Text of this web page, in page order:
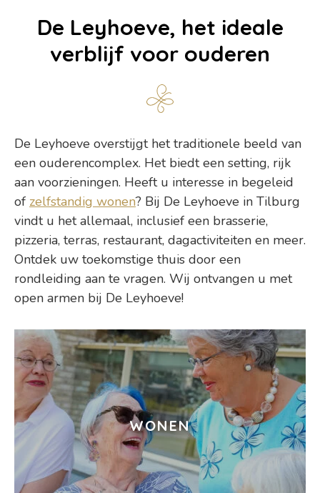
De Leyhoeve, het ideale
verblijf voor ouderen
De Leyhoeve overstijgt het traditionele beeld van
een ouderencomplex. Het biedt een setting, rijk
aan voorzieningen. Heeft u interesse in begeleid
of zelfstandig wonen? Bij De Leyhoeve in Tilburg
vindt u het allemaal, inclusief een brasserie,
pizzeria, terras, restaurant, dagactiviteiten en meer.
Ontdek uw toekomstige thuis door een
rondleiding aan te vragen. Wij ontvangen u met
open armen bij De Leyhoeve!
WONEN